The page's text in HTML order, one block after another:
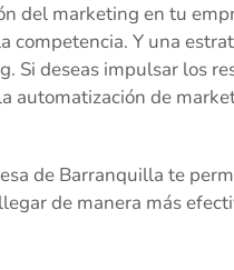
del marketing en tu
competencia. Y una
Si deseas impulsar los
automatización de
de Barranquilla te
de manera más